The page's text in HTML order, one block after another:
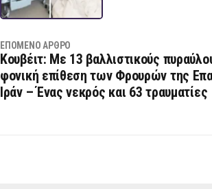
ΕΠΌΜΕΝΟ ΆΡΘΡΟ
Κουβέιτ: Με 13 βαλλιστικούς
φονική επίθεση των Φρουρών της
Ιράν – Ένας νεκρός και 63 τραυματίες